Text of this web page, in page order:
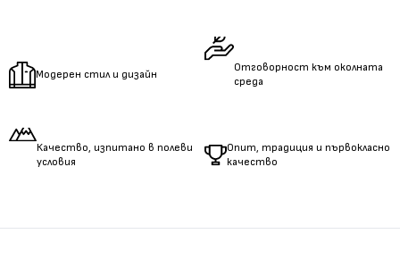
Модерен стил и дизайн
Отговорност към околната
среда
Качество, изпитано в полеви
условия
Опит, традиция и първокласно
качество